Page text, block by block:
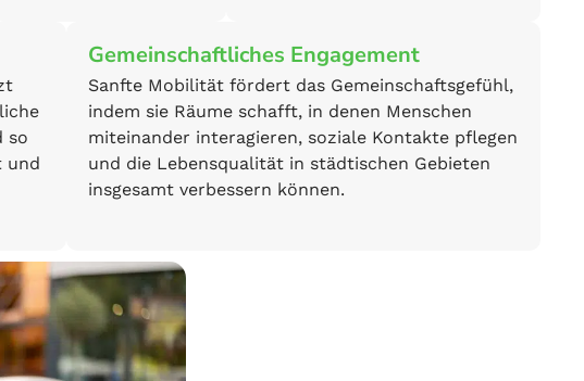
so
und
Gemeinschaftliches Engagement
Sanfte Mobilität fördert das Gemeinschaftsgefühl,
indem sie Räume schafft, in denen Menschen
miteinander interagieren, soziale Kontakte pflegen
und die Lebensqualität in städtischen Gebieten
insgesamt verbessern können.